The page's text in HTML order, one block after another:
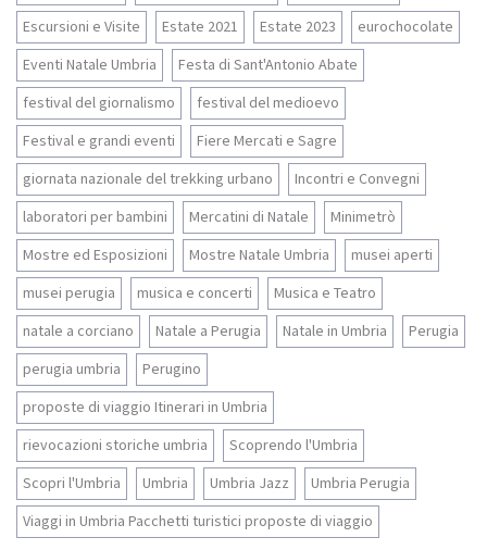
Escursioni e Visite
Estate 2021 Estate 2023
eurochocolate
Eventi Natale Umbria
Festa di Sant'Antonio Abate
festival del giornalismo
festival del medioevo
Festival e grandi eventi
Fiere Mercati e Sagre
giornata nazionale del trekking urbano
Incontri e Convegni
laboratori per bambini
Mercatini di Natale
Minimetrò
Mostre ed Esposizioni
Mostre Natale Umbria
musei aperti
musei perugia
musica e concerti
Musica e Teatro
natale a corciano
Natale a Perugia Natale in Umbria
Perugia
perugia umbria
Perugino
proposte di viaggio Itinerari in Umbria
rievocazioni storiche umbria
Scoprendo l'Umbria
Scopri l'Umbria
Umbria Umbria Jazz
Umbria Perugia
Viaggi in Umbria Pacchetti turistici proposte di viaggio